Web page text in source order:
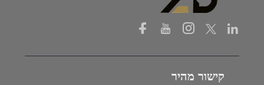
קישור מהיר